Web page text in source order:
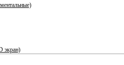
экран)